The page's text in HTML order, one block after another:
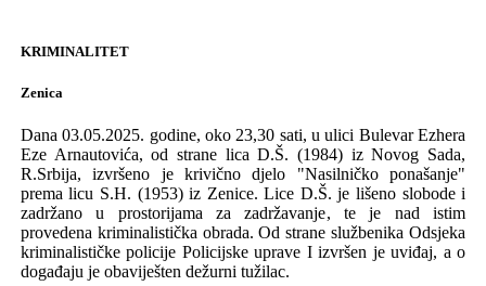
KRIMINALITET
Zenica
Dana 03.05.2025. godine, oko 23,30 sati, u ulici BulevarEzhera
Eze Arnautovića, od strane licaD.Š. (1984) iz Novog Sada,
R.Srbija, izvršeno je krivično djelo "Nasilničko ponašanje"
prema licu S.H. (1953)iz Zenice. Lice D.Š. je lišeno slobode i
zadržano u prostorijama za zadržavanje, te je nad istim
provedena kriminalistička obrada. Od strane službenika Odsjeka
kriminalističke policije Policijske uprave I izvršen jeuviđaj, a o
događaju je obaviješten dežurni tužilac.